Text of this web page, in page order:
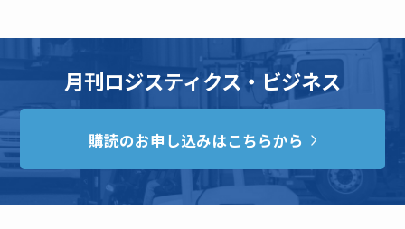
月刊ロジスティクス・ビジネス
購読のお申し込みはこちらから